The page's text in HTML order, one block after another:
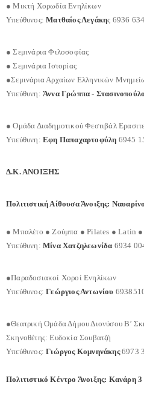
● Μικτή Χορωδία Ενηλίκων
Υπεύθυνος: Ματθαίος Λεγάκης 6936
● Σεμινάρια Φιλοσοφίας
● Σεμινάρια Ιστορίας
●Σεμινάρια Αρχαίων Ελληνικών
Υπεύθυνη: Άννα Γρώππα -
● Ομάδα Διαδημοτικού Φεστιβάλ
Υπεύθυνη: Εφη Παπαχαρτοφύλη 6945
Δ.Κ. ΑΝΟΙΞΗΣ
Πολιτιστική Αίθουσα Άνοιξης:
● Μπαλέτο ● Ζούμπα ● Pilates ● Latin ●
Υπεύθυνη: Μίνα Χατζηλεωνίδα 6934
●Παραδοσιακοί Xοροί Ενηλίκων
Υπεύθυνος: Γεώργιος Αντωνίου
●Θεατρική Ομάδα Δήμου Διονύσου Β’
Σκηνοθέτης: Ευδοκία Σουβατζή
Υπεύθυνος: Γιώργος Κομνηνάκης 6973
Πολιτιστικό Κέντρο Άνοιξης: Κανάρη 3